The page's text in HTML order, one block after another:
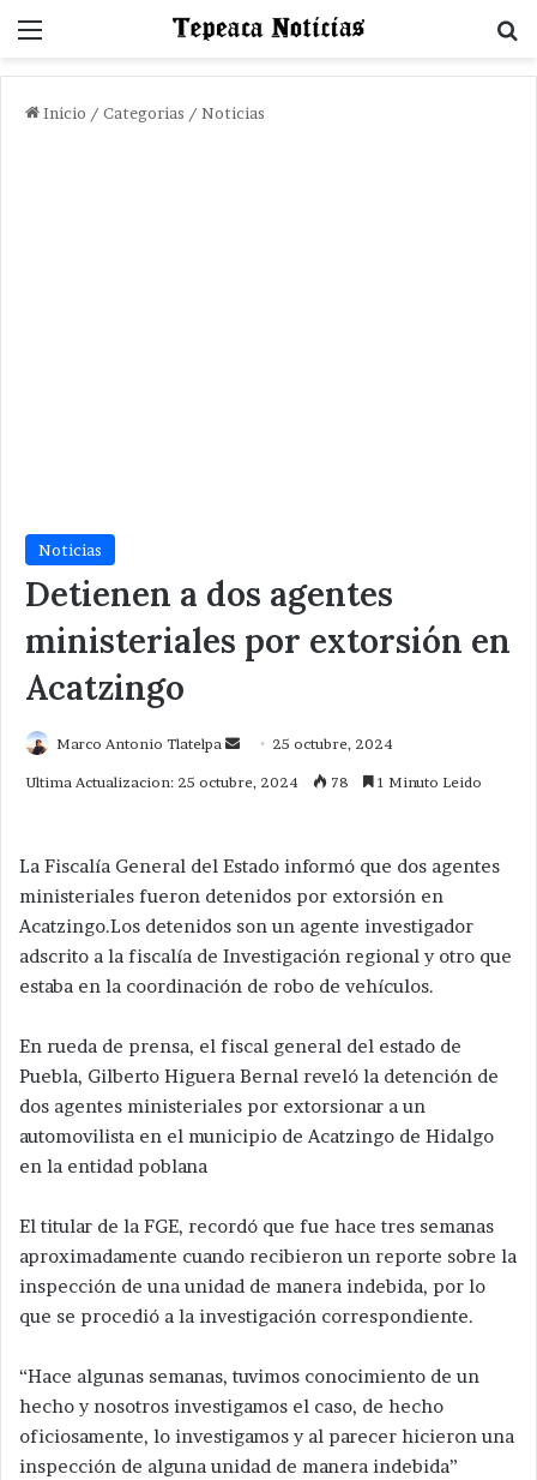
Menu
Inicio / Categorias / Noticias
Noticias
Detienen a dos agentes
ministeriales por extorsión en
Acatzingo
Marco Antonio Tlatelpa
Send 25 octubre, 2024
Ultima Actualizacion: 25 octubre, 2024 78 1 Minuto Leido
La Fiscalía General del Estado informó que dos agentes
ministeriales fueron detenidos por extorsión en
Acatzingo.Los detenidos son un agente investigador
adscrito a la fiscalía de Investigación regional y otro que
estaba en la coordinación de robo de vehículos.
En rueda de prensa, el fiscal general del estado de
Puebla, Gilberto Higuera Bernal reveló la detención de
dos agentes ministeriales por extorsionar a un
automovilista en el municipio de Acatzingo de Hidalgo
en la entidad poblana
El titular de la FGE, recordó que fue hace tres semanas
aproximadamente cuando recibieron un reporte sobre la
inspección de una unidad de manera indebida, por lo
que se procedió a la investigación correspondiente.
“Hace algunas semanas, tuvimos conocimiento de un
hecho y nosotros investigamos el caso, de hecho
oficiosamente, lo investigamos y al parecer hicieron una
inspección de alguna unidad de manera indebida”